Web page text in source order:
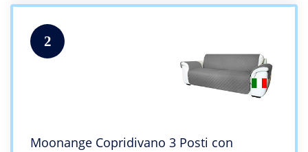
2
Moonange Copridivano 3 Posti con